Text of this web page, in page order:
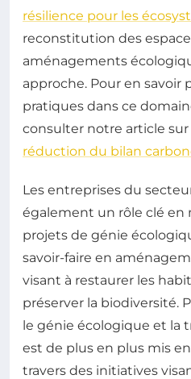
résilience pour les
reconstitution des
aménagements
approche. Pour en savoir
pratiques dans ce
consulter notre article sur
réduction du bilan
Les entreprises du
également un rôle clé
projets de génie
savoir-faire en
visant à restaurer les
préserver la biodiversité.
le génie écologique et la
est de plus en plus mis
travers des initiatives